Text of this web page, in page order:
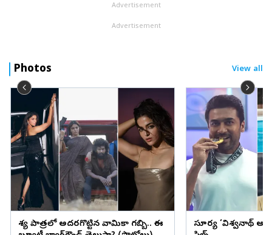
Advertisement
Advertisement
Photos View all
వేశ్య పాత్రలో అదరగొట్టిన వామికా గబ్బి.. ఈ
సూర్య ‘విశ్వనాథ్